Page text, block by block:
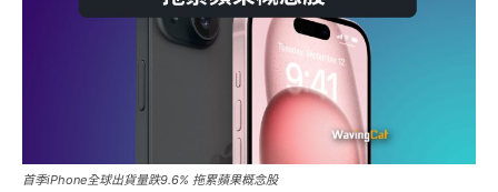
首季iPhone全球出貨量跌9.6% 拖累蘋果概念股